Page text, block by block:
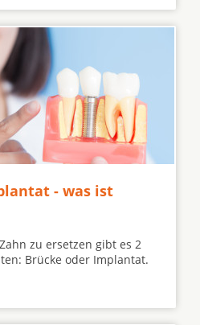
- was ist
zu ersetzen gibt es 2
Brücke oder Implantat.